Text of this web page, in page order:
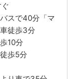
スで40分「マ
徒歩3分
10分
歩5分